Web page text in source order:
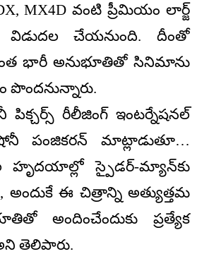
MX4D వంటి ప్రీమియం లార్జ్
విడుదల చేయనుంది. దీంతో
భారీ అనుభూతితో సినిమాను
రీలీజింగ్ ఇంటర్నేషనల్
పంజికరన్ మాట్లాడుతూ…
హృదయాల్లో స్పైడర్-మ్యాన్‌కు
అందుకే ఈ చిత్రాన్ని అత్యుత్తమ
అందించేందుకు ప్రత్యేక
తెలిపారు.